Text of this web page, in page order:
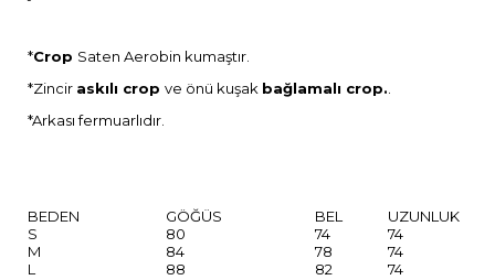
*Crop Saten Aerobin kumaştır.
*Zincir askılı crop ve önü kuşak bağlamalı crop..
*Arkası fermuarlıdır.
BEDEN GÖĞÜS BEL
UZUNLUK
S
80 74
74
M
84 78
74
L
88 82 74